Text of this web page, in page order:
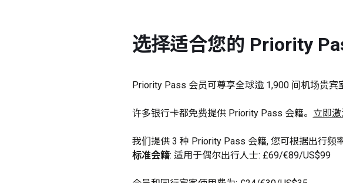
选择适合您的 Priority
Priority Pass 会员可尊享全球逾 1,900 间机场贵宾
许多银行卡都免费提供 Priority Pass 会籍。 立即
标准会籍: 适用于偶尔出行人士: £69/€89/US$99